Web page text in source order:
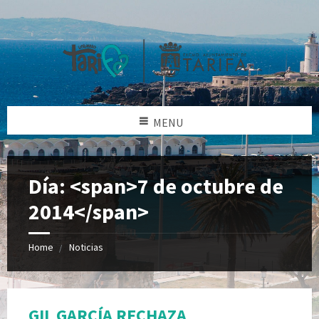
MENU
Día: <span>7 de octubre de
2014</span>
Home Noticias